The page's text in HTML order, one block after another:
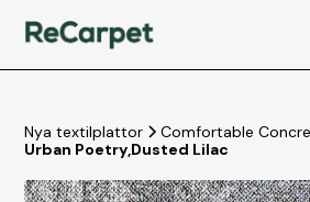
Nya textilplattor
Comfortable
Urban Poetry,Dusted Lilac